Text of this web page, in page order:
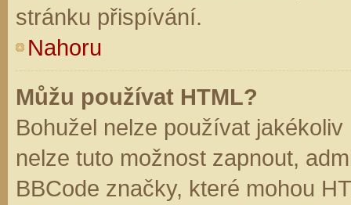
stránku přispívání.
Nahoru
Můžu používat HTML?
Bohužel nelze používat
nelze tuto možnost zapnout,
BBCode značky, které mohou